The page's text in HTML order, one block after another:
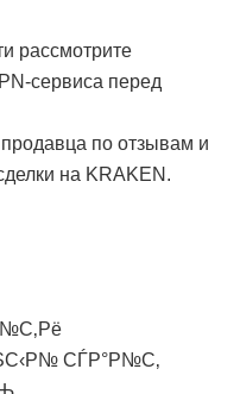
рассмотрите
сервиса перед
по отзывам и
на KRAKEN.
СЃР°Р№С‚